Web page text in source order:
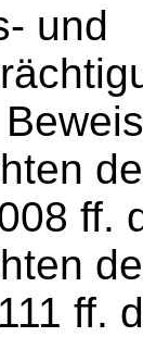
und
ff.
ff.